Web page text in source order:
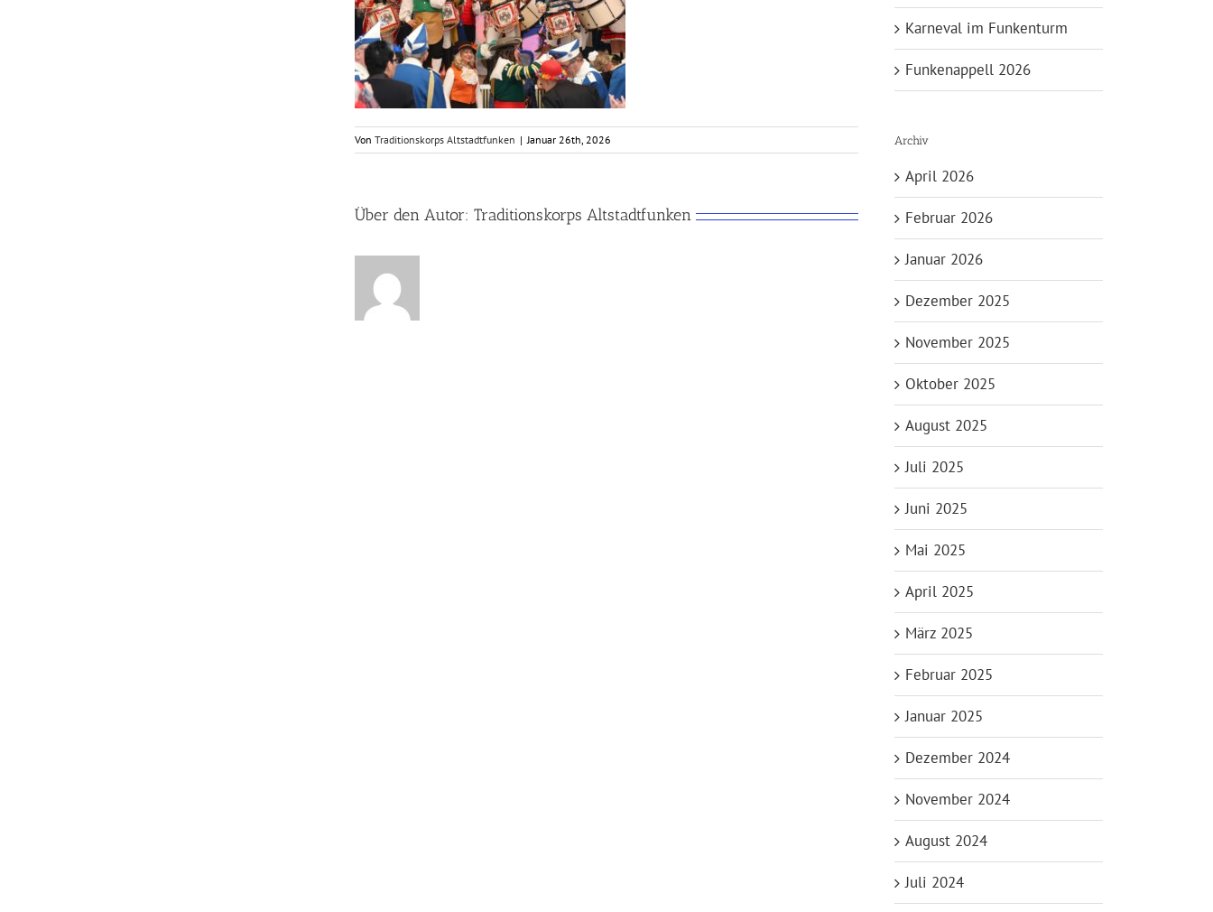
Von Traditionskorps Altstadtfunken | Januar 26th, 2026
Über den Autor: Traditionskorps Altstadtfunken
Karneval im Funkenturm
Funkenappell 2026
Archiv
April 2026
Februar 2026
Januar 2026
Dezember 2025
November 2025
Oktober 2025
August 2025
Juli 2025
Juni 2025
Mai 2025
April 2025
März 2025
Februar 2025
Januar 2025
Dezember 2024
November 2024
August 2024
Juli 2024